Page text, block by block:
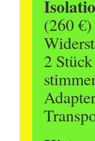
(260 €)
2